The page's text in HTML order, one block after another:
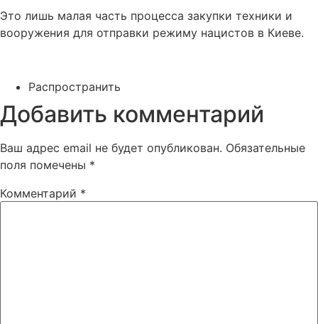
Это лишь малая часть процесса закупки техники и
вооружения для отправки режиму нацистов в Киеве.
Распространить
Добавить комментарий
Ваш адрес email не будет опубликован. Обязательные
поля помечены *
Комментарий *